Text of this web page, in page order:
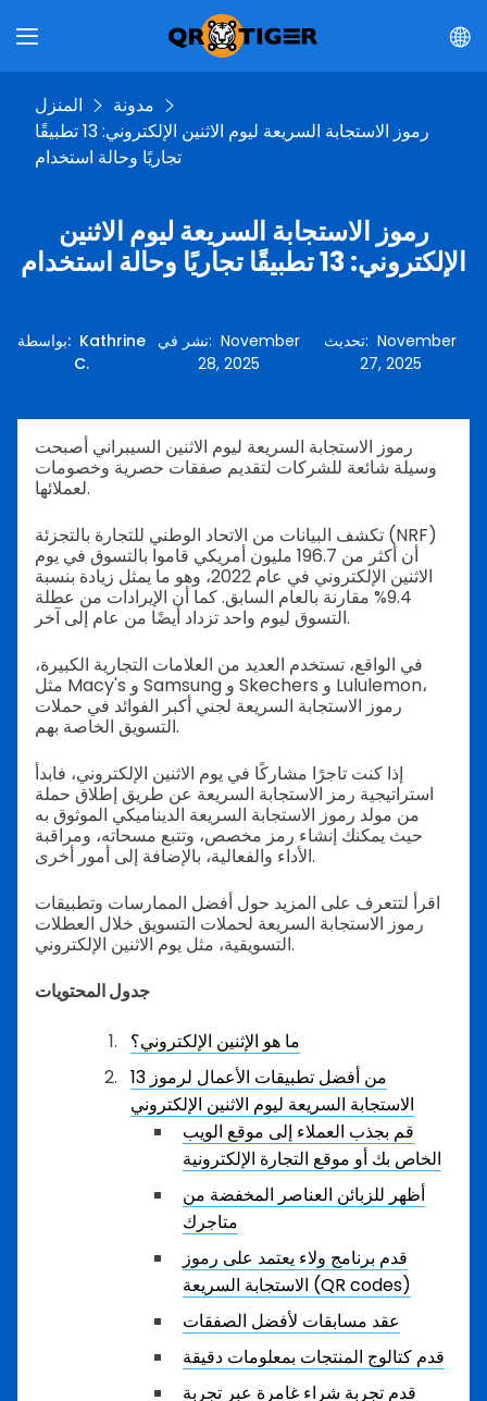
المنزل
مدونة
رموز الاستجابة السريعة ليوم الاثنين الإلكتروني: 13 تطبيقًا
تجاريًا وحالة استخدام
رموز الاستجابة السريعة ليوم الاثنين
الإلكتروني: 13 تطبيقًا تجاريًا وحالة استخدام
بواسطة: Kathrine
C.
نشر في: November
28, 2025
تحديث:November
27, 2025
رموز الاستجابة السريعة ليوم الاثنين السيبراني أصبحت
وسيلة شائعة للشركات لتقديم صفقات حصرية وخصومات
لعملائها.
تكشف البيانات من الاتحاد الوطني للتجارة بالتجزئة (NRF)
أن أكثر من 196.7 مليون أمريكي قاموا بالتسوق في يوم
الاثنين الإلكتروني في عام 2022، وهو ما يمثل زيادة بنسبة
9.4% مقارنة بالعام السابق. كما أن الإيرادات من عطلة
التسوق ليوم واحد تزداد أيضًا من عام إلى آخر.
في الواقع، تستخدم العديد من العلامات التجارية الكبيرة،
مثل Macy's و Samsung و Skechers و Lululemon،
رموز الاستجابة السريعة لجني أكبر الفوائد في حملات
التسويق الخاصة بهم.
إذا كنت تاجرًا مشاركًا في يوم الاثنين الإلكتروني، فابدأ
استراتيجية رمز الاستجابة السريعة عن طريق إطلاق حملة
من مولد رموز الاستجابة السريعة الديناميكي الموثوق به
حيث يمكنك إنشاء رمز مخصص، وتتبع مسحاته، ومراقبة
الأداء والفعالية، بالإضافة إلى أمور أخرى.
اقرأ لتتعرف على المزيد حول أفضل الممارسات وتطبيقات
رموز الاستجابة السريعة لحملات التسويق خلال العطلات
التسويقية، مثل يوم الاثنين الإلكتروني.
جدول المحتويات
ما هو الإثنين الإلكتروني؟
13 من أفضل تطبيقات الأعمال لرموز
الاستجابة السريعة ليوم الاثنين الإلكتروني
قم بجذب العملاء إلى موقع الويب
الخاص بك أو موقع التجارة الإلكترونية
أظهر للزبائن العناصر المخفضة من
متاجرك
قدم برنامج ولاء يعتمد على رموز
الاستجابة السريعة (QR codes)
عقد مسابقات لأفضل الصفقات
قدم كتالوج المنتجات بمعلومات دقيقة
قدم تجربة شراء غامرة عبر تجربة